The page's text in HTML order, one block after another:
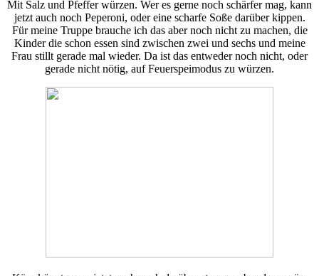
Mit Salz und Pfeffer würzen. Wer es gerne noch schärfer mag, kann
jetzt auch noch Peperoni, oder eine scharfe Soße darüber kippen.
Für meine Truppe brauche ich das aber noch nicht zu machen, die
Kinder die schon essen sind zwischen zwei und sechs und meine
Frau stillt gerade mal wieder. Da ist das entweder noch nicht, oder
gerade nicht nötig, auf Feuerspeimodus zu würzen.